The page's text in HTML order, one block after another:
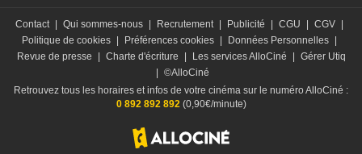
Contact | Qui sommes-nous | Recrutement | Publicité | CGU | CGV |
Politique de cookies | Préférences cookies | Données Personnelles |
Revue de presse
| Charte d'écriture | Les services AlloCiné | Gérer Utiq
| ©AlloCiné
Retrouvez tous les horaires et infos de votre cinéma sur le numéro AlloCiné :
0 892 892 892(0,90€/minute)